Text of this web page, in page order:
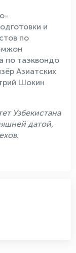
и
по
по таэквондо
Азиатских
Шокин
Узбекистана
датой,